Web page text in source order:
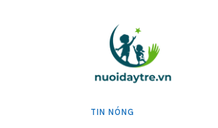
TIN NÓNG